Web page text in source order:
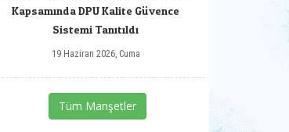
Kapsamında DPU Kalite Güvence
Sistemi Tanıtıldı
19 Haziran 2026, Cuma
Tüm Manşetler